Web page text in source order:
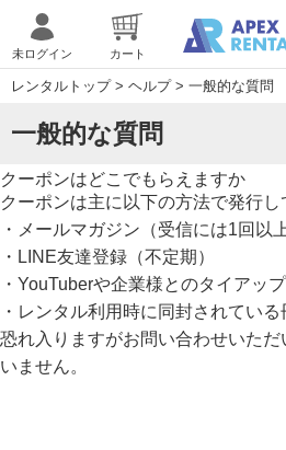
未ログイン カート
レンタルトップ> ヘルプ> 一般的な質問
一般的な質問
クーポンはどこでもらえますか
クーポンは主に以下の方法で発行し
・メールマガジン（受信には1回以
・LINE友達登録（不定期）
・YouTuberや企業様とのタイアップ
・レンタル利用時に同封されている
恐れ入りますがお問い合わせいた
いません。